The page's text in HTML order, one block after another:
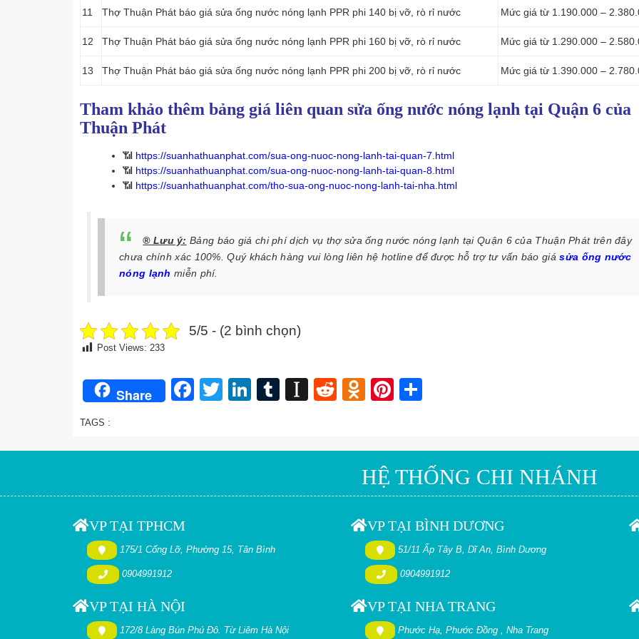
11 Thợ Thuận Phát báo giá sửa ống nước nóng lạnh PPR phi 140 bị vỡ, rò rỉ nước Mức giá từ 1.190.000 –
12 Thợ Thuận Phát báo giá sửa ống nước nóng lạnh PPR phi 160 bị vỡ, rò rỉ nước Mức giá từ 1.290.000 –
13 Thợ Thuận Phát báo giá sửa ống nước nóng lạnh PPR phi 200 bị vỡ, rò rỉ nước Mức giá từ 1.390.000 –
Tham khảo thêm bảng giá liên quan sửa ống nước nóng lạnh tại Quận 6 của
Thuận Phát
📶 https://suanhathuanphat.com/sua-ong-nuoc-nong-lanh-tai-quan-7.html
📶 https://suanhathuanphat.com/sua-ong-nuoc-nong-lanh-tai-quan-8.html
📶 https://suanhathuanphat.com/tho-sua-ong-nuoc-nong-lanh-tai-nha.html
® Lưu ý: Bảng báo giá chi phí dịch vụ thợ sửa ống nước nóng lạnh tại Quận 6 của Thuận Phát trên đây
chưa chính xác 100%. Quý khách hàng vui lòng liên hệ hotline để được hỗ trợ tư vấn báo giásửa ống nước
nóng lạnh miễn phí.
5/5 - (2 bình chọn)
Post Views: 233
Share Facebook
TwitterLinkedIn
Tumblr
Instapaper
RedditOdnoklassniki
Pinterest
TAGS :
HỆ THỐNG CHI NHÁNH
VP TẠI TPHCM
175/1 Cống Lỡ, Phường 15, Tân Bình
0904991912
VP TẠI BÌNH DƯƠNG
51/11 Ấp Tây B, Dĩ An, Bình Dương
0904991912
VP TẠI HÀ NỘI
172/8 Làng Bún Phú Đô. Từ Liêm Hà Nội
VP TẠI NHA TRANG
Phước Hạ, Phước Đồng , Nha Trang